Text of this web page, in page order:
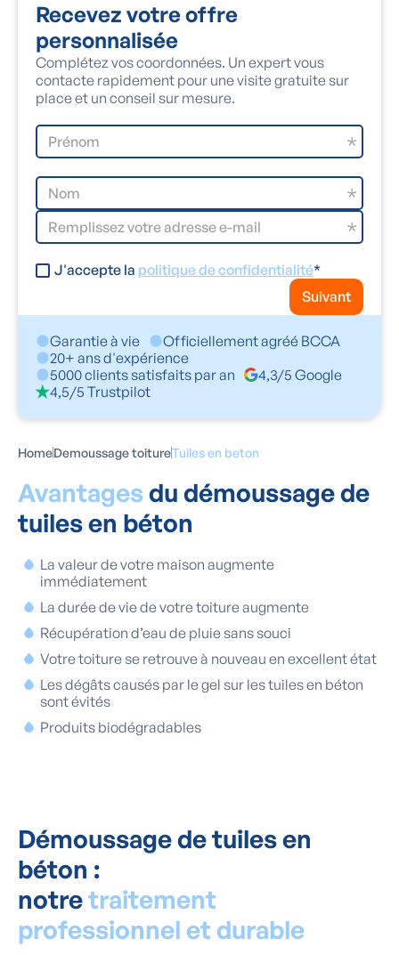
Recevez votre offre
personnalisée
Complétez vos coordonnées. Un expert vous
contacte rapidement pour une visite gratuite sur
place et un conseil sur mesure.
J'accepte la politique de confidentialité*
Suivant
Garantie à vie
Officiellement agréé BCCA
20+ ans d'expérience
5000 clients satisfaits par an
4,3/5 Google
4,5/5 Trustpilot
HomeDemoussage toitureTuiles en beton
Avantagesdu démoussage de
tuiles en béton
La valeur de votre maison augmente
immédiatement
La durée de vie de votre toiture augmente
Récupération d’eau de pluie sans souci
Votre toiture se retrouve à nouveau en excellent état
Les dégâts causés par le gel sur les tuiles en béton
sont évités
Produits biodégradables
Démoussage de tuiles en
béton :
notretraitement
professionnel et durable